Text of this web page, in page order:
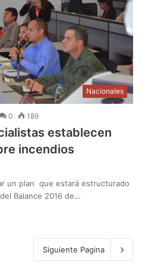
Nacionales
0 189
establecen
incendios
un plan que estará estructurado
Balance 2016 de…
Siguiente Pagina